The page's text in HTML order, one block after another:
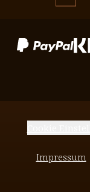
Impressum